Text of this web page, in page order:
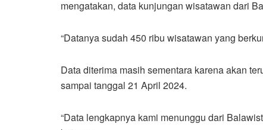
mengatakan, data kunjungan wisatawan dari
“Datanya sudah 450 ribu wisatawan yang
Data diterima masih sementara karena akan
sampai tanggal 21 April 2024.
“Data lengkapnya kami menunggu dari